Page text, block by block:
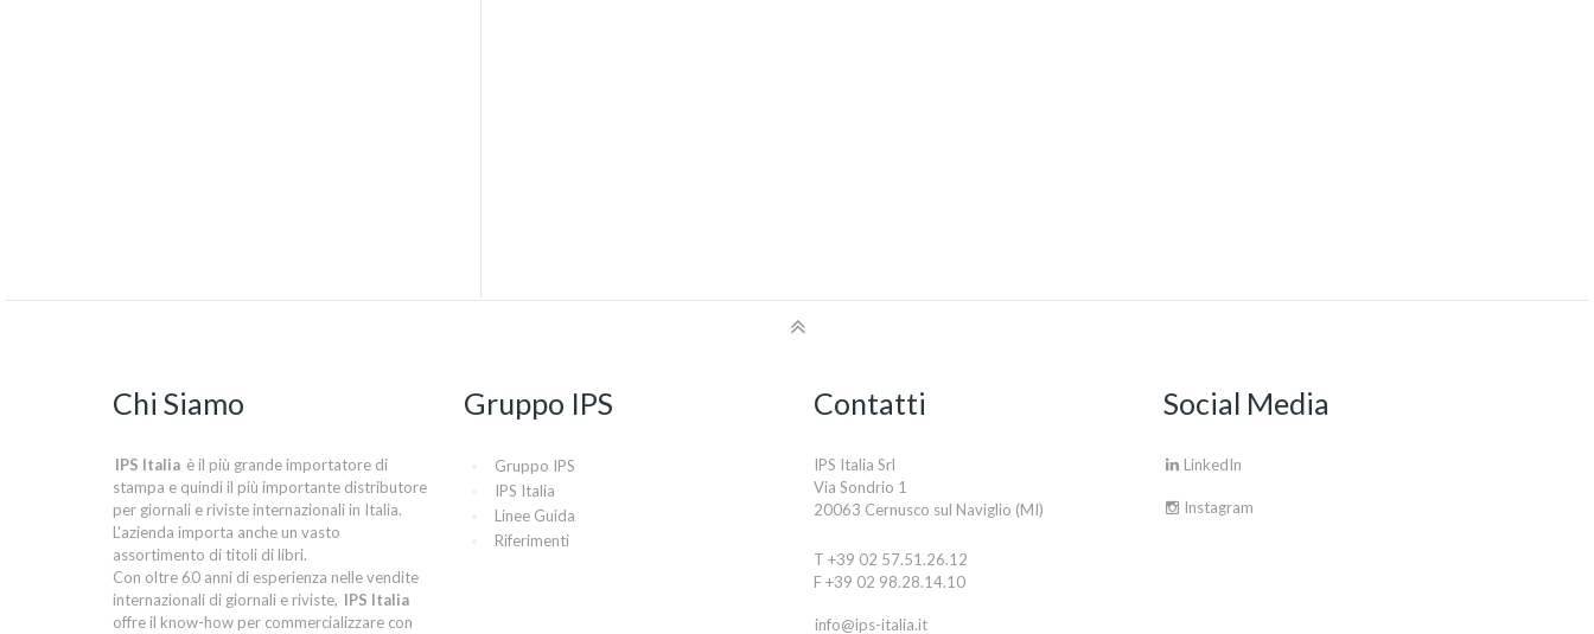
Chi Siamo
IPS Italia è il più grande importatore di
stampa e quindi il più importante distributore
per giornali e riviste internazionali in Italia.
L'azienda importa anche un vasto
assortimento di titoli di libri.
Con oltre 60 anni di esperienza nelle vendite
internazionali di giornali e riviste, IPS Italia
offre il know-how per commercializzare con
Gruppo IPS
Gruppo IPS
IPS Italia
Linee Guida
Riferimenti
Contatti
IPS Italia Srl
Via Sondrio 1
20063 Cernusco sul Naviglio (MI)
T +39 02 57.51.26.12
F +39 02 98.28.14.10
info@ips-italia.it
Social Media
LinkedIn
Instagram